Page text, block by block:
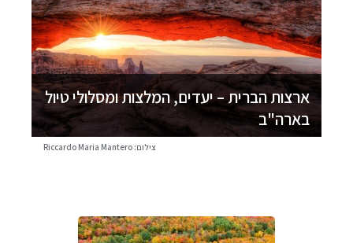
ארצות הברית – יעדים, המלצות ומסלולי טיול
בארה"ב
צילום: Riccardo Maria Mantero